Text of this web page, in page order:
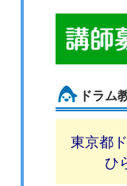
ドラム
東京都